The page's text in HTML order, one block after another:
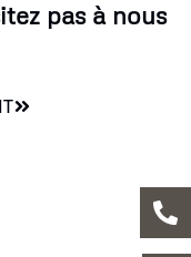
pas à nous